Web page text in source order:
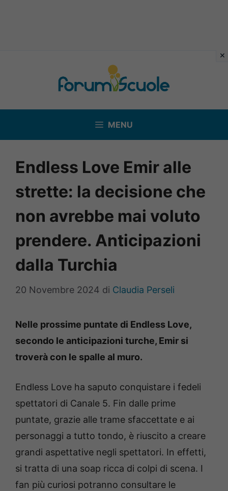
MENU
Endless Love Emir alle
strette: la decisione che
non avrebbe mai voluto
prendere. Anticipazioni
dalla Turchia
20 Novembre 2024 di Claudia Perseli
Nelle prossime puntate di Endless Love,
secondo le anticipazioni turche, Emir si
troverà con le spalle al muro.
Endless Love ha saputo conquistare i fedeli
spettatori di Canale 5. Fin dalle prime
puntate, grazie alle trame sfaccettate e ai
personaggi a tutto tondo, è riuscito a creare
grandi aspettative negli spettatori. In effetti,
si tratta di una soap ricca di colpi di scena. I
fan più curiosi potranno consultare le